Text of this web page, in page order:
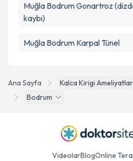
Ana Sayfa Kalca Kirigi
Bodrum
Muğla Bodrum Gonartroz
kaybı)
Muğla Bodrum Karpal Tünel
VideolarBlogOnline